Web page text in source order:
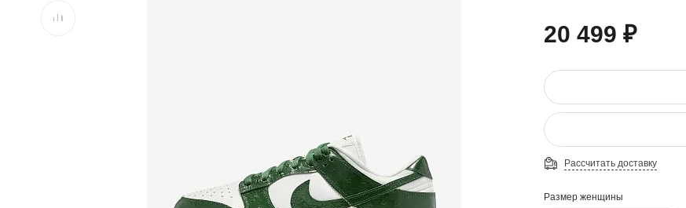
20 499 ₽
Рассчитать доставку
Размер женщины